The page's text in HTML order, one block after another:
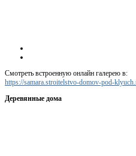
Смотреть встроенную онлайн галерею в:
https://samara.stroitelstvo-domov-pod-
Деревянные дома